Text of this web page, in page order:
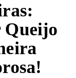
Queijo